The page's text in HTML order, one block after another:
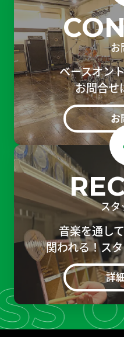
お
ベースオン
お問合せ
お
スタ
音楽を通し
関われる！ス
詳